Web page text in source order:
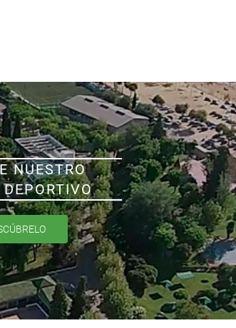
NUESTRO